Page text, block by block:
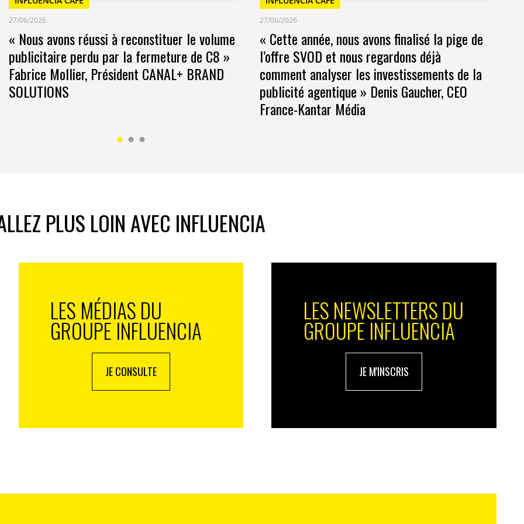
bon nombre de managers, ou responsables RH qui
en place pour que ces derniers testent les
une bonne idée du taux de conversion.
peuvent pas être traités en seulement 15
27/06/2026
« Nous avons réussi à reconstituer le volume
publicitaire perdu par la fermeture de C8 »
Fabrice Mollier, Président CANAL+ BRAND
SOLUTIONS
27/06/2026
« Cette année, nous avons finalisé la pige de
l’offre SVOD et nous regardons déjà
comment analyser les investissements de la
publicité agentique » Denis Gaucher, CEO
France-Kantar Média
PLUS LOIN AVEC INFLUENCIA
LES MÉDIAS DU
GROUPE INFLUENCIA
JE CONSULTE
LES NEWSLETTERS DU
GROUPE INFLUENCIA
JE M'INSCRIS